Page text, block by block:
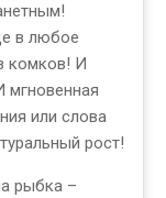
в любое
комков! И
мгновенная
или слова
рост!
рыбка –